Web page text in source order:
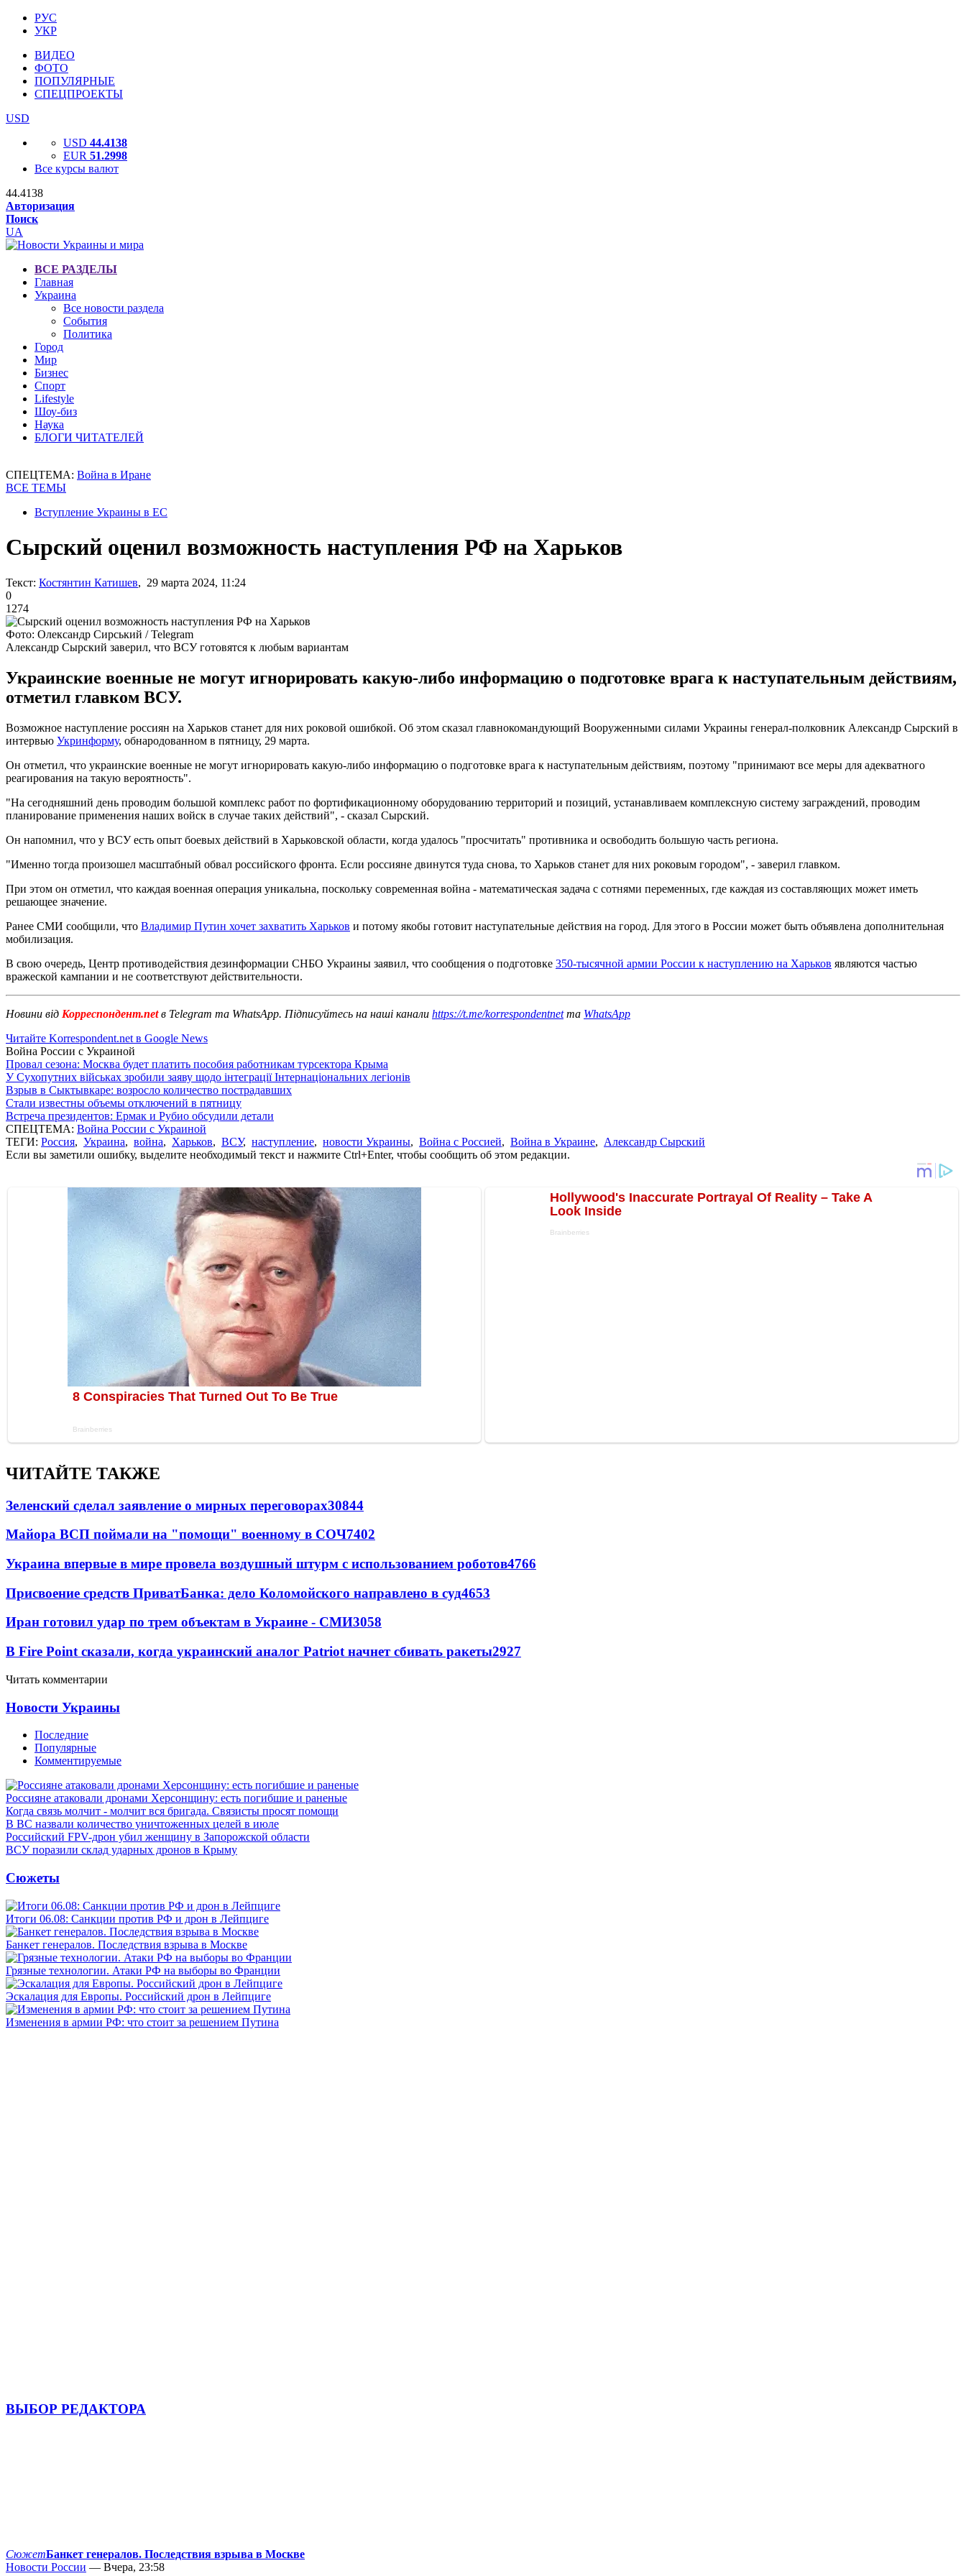
РУС
УКР
ВИДЕО
ФОТО
ПОПУЛЯРНЫЕ
СПЕЦПРОЕКТЫ
USD
USD 44.4138
EUR 51.2998
Все курсы валют
44.4138
Авторизация
Поиск
UA
ВСЕ РАЗДЕЛЫ
Главная
Украина
Все новости раздела
События
Политика
Город
Мир
Бизнес
Спорт
Lifestyle
Шоу-биз
Наука
БЛОГИ ЧИТАТЕЛЕЙ
СПЕЦТЕМА: Война в Иране
ВСЕ ТЕМЫ
Вступление Украины в ЕС
Сырский оценил возможность наступления РФ на Харьков
Текст: Костянтин Катишев, 29 марта 2024, 11:24
0
1274
Фото: Олександр Сирський / Telegram
Александр Сырский заверил, что ВСУ готовятся к любым вариантам
Украинские военные не могут игнорировать какую-либо информацию о подготовке врага к наступательным действиям,
отметил главком ВСУ.
Возможное наступление россиян на Харьков станет для них роковой ошибкой. Об этом сказал главнокомандующий Вооруженными силами Украины генерал-полковник Александр Сырский в
интервью Укринформу, обнародованном в пятницу, 29 марта.
Он отметил, что украинские военные не могут игнорировать какую-либо информацию о подготовке врага к наступательным действиям, поэтому "принимают все меры для адекватного
реагирования на такую вероятность".
"На сегодняшний день проводим большой комплекс работ по фортификационному оборудованию территорий и позиций, устанавливаем комплексную систему заграждений, проводим
планирование применения наших войск в случае таких действий", - сказал Сырский.
Он напомнил, что у ВСУ есть опыт боевых действий в Харьковской области, когда удалось "просчитать" противника и освободить большую часть региона.
"Именно тогда произошел масштабный обвал российского фронта. Если россияне двинутся туда снова, то Харьков станет для них роковым городом", - заверил главком.
При этом он отметил, что каждая военная операция уникальна, поскольку современная война - математическая задача с сотнями переменных, где каждая из составляющих может иметь
решающее значение.
Ранее СМИ сообщили, что Владимир Путин хочет захватить Харьков и потому якобы готовит наступательные действия на город. Для этого в России может быть объявлена дополнительная
мобилизация.
В свою очередь, Центр противодействия дезинформации СНБО Украины заявил, что сообщения о подготовке 350-тысячной армии России к наступлению на Харьков являются частью
вражеской кампании и не соответствуют действительности.
Новини від Корреспондент.netв Telegram та WhatsApp. Підписуйтесь на наші канали https://t.me/korrespondentnetта WhatsApp
Читайте Korrespondent.net в Google News
Война России с Украиной
Провал сезона: Москва будет платить пособия работникам турсектора Крыма
У Сухопутних військах зробили заяву щодо інтеграції Інтернаціональних легіонів
Взрыв в Сыктывкаре: возросло количество пострадавших
Стали известны объемы отключений в пятницу
Встреча президентов: Ермак и Рубио обсудили детали
СПЕЦТЕМА: Война России с Украиной
ТЕГИ: Россия, Украина, война, Харьков, ВСУ, наступление, новости Украины, Война с Россией, Война в Украине, Александр Сырский
Если вы заметили ошибку, выделите необходимый текст и нажмите Ctrl+Enter, чтобы сообщить об этом редакции.
ЧИТАЙТЕ ТАКЖЕ
Зеленский сделал заявление о мирных переговорах30844
Майора ВСП поймали на "помощи" военному в СОЧ7402
Украина впервые в мире провела воздушный штурм с использованием роботов4766
Присвоение средств ПриватБанка: дело Коломойского направлено в суд4653
Иран готовил удар по трем объектам в Украине - СМИ3058
В Fire Point сказали, когда украинский аналог Patriot начнет сбивать ракеты2927
Читать комментарии
Новости Украины
Последние
Популярные
Комментируемые
Россияне атаковали дронами Херсонщину: есть погибшие и раненые
Когда связь молчит - молчит вся бригада. Связисты просят помощи
В ВС назвали количество уничтоженных целей в июле
Российский FPV-дрон убил женщину в Запорожской области
ВСУ поразили склад ударных дронов в Крыму
Сюжеты
Итоги 06.08: Санкции против РФ и дрон в Лейпциге
Банкет генералов. Последствия взрыва в Москве
Грязные технологии. Атаки РФ на выборы во Франции
Эскалация для Европы. Российский дрон в Лейпциге
Изменения в армии РФ: что стоит за решением Путина
ВЫБОР РЕДАКТОРА
СюжетБанкет генералов. Последствия взрыва в Москве
Новости России — Вчера, 23:58